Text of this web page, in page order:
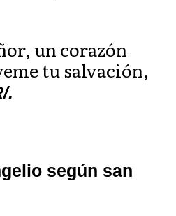
un corazón
tu salvación,
.
según san